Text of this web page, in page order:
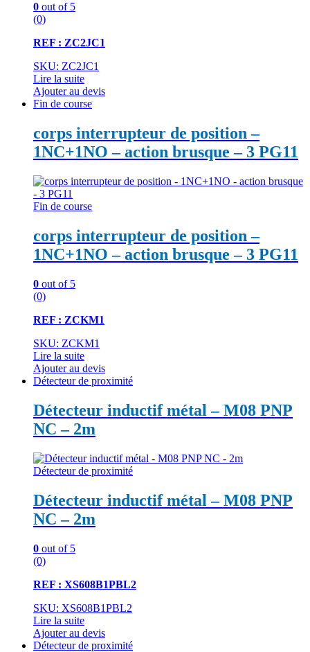
0 out of 5
(0)
REF : ZC2JC1
SKU: ZC2JC1
Lire la suite
Ajouter au devis
Fin de course
corps interrupteur de position –
1NC+1NO – action brusque – 3 PG11
Fin de course
corps interrupteur de position –
1NC+1NO – action brusque – 3 PG11
0 out of 5
(0)
REF : ZCKM1
SKU: ZCKM1
Lire la suite
Ajouter au devis
Détecteur de proximité
Détecteur inductif métal – M08 PNP
NC – 2m
Détecteur de proximité
Détecteur inductif métal – M08 PNP
NC – 2m
0 out of 5
(0)
REF : XS608B1PBL2
SKU: XS608B1PBL2
Lire la suite
Ajouter au devis
Détecteur de proximité